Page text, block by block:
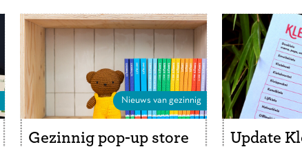
richting en laat zien dat je, …
Lees verder
Nieuws van gezinnig
Gezinnig pop-up store
Update